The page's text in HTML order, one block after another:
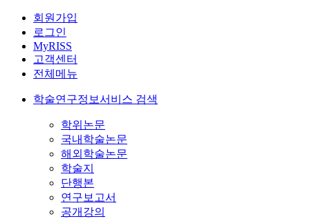
회원가입
로그인
MyRISS
고객센터
전체메뉴
학술연구정보서비스 검색
학위논문
국내학술논문
해외학술논문
학술지
단행본
연구보고서
공개강의